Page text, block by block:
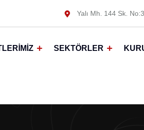
Yalı Mh. 144 Sk.
SEKTÖRLER